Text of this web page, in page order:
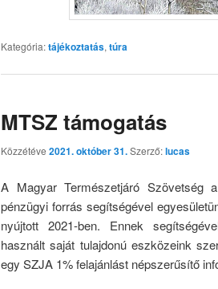
Kategória:tájékoztatás, túra
MTSZ támogatás
Közzétéve 2021. október 31.Szerző:lucas
A Magyar Természetjáró Szövetség
pénzügyi forrás segítségével
nyújtott 2021-ben. Ennek
használt saját tulajdonú eszközeink
egy SZJA 1% felajánlást népszerűsítő